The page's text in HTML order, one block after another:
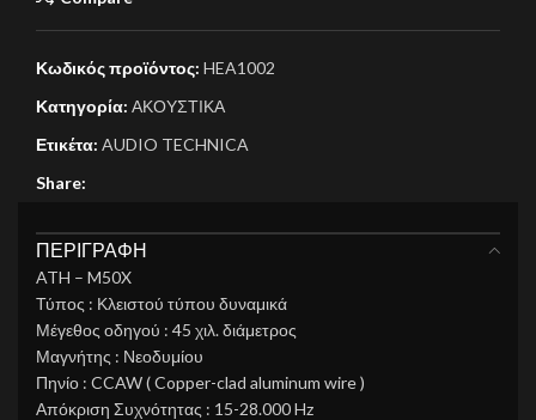
Κωδικός προϊόντος: HEA1002
Κατηγορία: ΑΚΟΥΣΤΙΚΑ
Ετικέτα: AUDIO TECHNICA
Share:
ΠΕΡΙΓΡΑΦΉ
ATH – M50X
Τύπος : Κλειστού τύπου δυναμικά
Μέγεθος οδηγού : 45 χιλ. διάμετρος
Μαγνήτης : Νεοδυμίου
Πηνίο : CCAW ( Copper-clad aluminum wire )
Απόκριση Συχνότητας : 15-28.000 Hz